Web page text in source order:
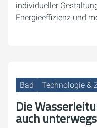
individueller
Energieeffizienz und
Bad Technologie &
Die
auch unterwegs